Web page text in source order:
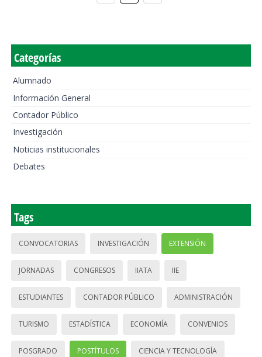
Categorías
Alumnado
Información General
Contador Público
Investigación
Noticias institucionales
Debates
Tags
CONVOCATORIAS INVESTIGACIÓN EXTENSIÓN
JORNADAS CONGRESOS IIATA IIE
ESTUDIANTES CONTADOR PÚBLICO ADMINISTRACIÓN
TURISMO ESTADÍSTICA ECONOMÍA CONVENIOS
POSGRADO POSTÍTULOS CIENCIA Y TECNOLOGÍA